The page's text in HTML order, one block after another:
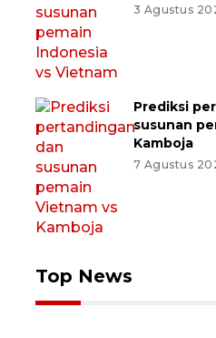
3 Agustus
Prediksi
susunan
Kamboja
7 Agustus
Top News